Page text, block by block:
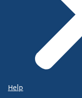
Help